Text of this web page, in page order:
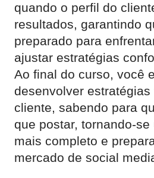
quando o perfil do
resultados, garantindo
preparado para
ajustar estratégias
Ao final do curso, você
desenvolver
cliente, sabendo para
que postar, tornando-
mais completo e
mercado de social